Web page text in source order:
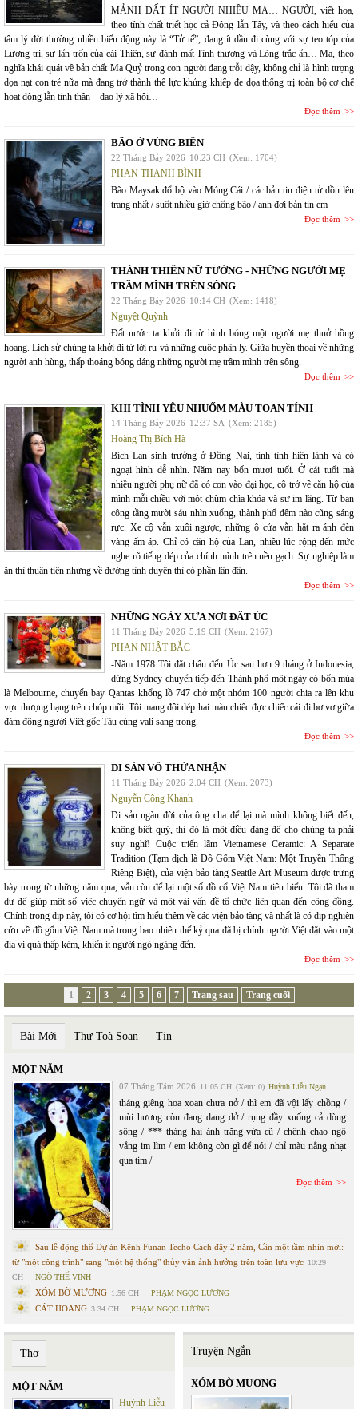
MẢNH ĐẤT ÍT NGƯỜI NHIỀU MA… NGƯỜI, viết hoa,
theo tính chất triết học cả Đông lẫn Tây, và theo cách hiểu của
tâm lý đời thường nhiều biến động này là “Tử tế”, đang ít dần đi cùng với sự teo tóp của
Lương tri, sự lẩn trốn của cái Thiện, sự đánh mất Tình thương và Lòng trắc ẩn… Ma, theo
nghĩa khái quát về bản chất Ma Quỷ trong con người đang trỗi dậy, không chỉ là hình tượng
dọa nạt con trẻ nữa mà đang trở thành thế lực khủng khiếp đe dọa thống trị toàn bộ cơ chế
hoạt động lẫn tinh thần – đạo lý xã hội…
Đọc thêm
BÃO Ở VÙNG BIÊN
22 Tháng Bảy 2026 10:23 CH (Xem: 1704)
PHAN THANH BÌNH
Bão Maysak đổ bộ vào Móng Cái / các bản tin điện tử dồn lên
trang nhất / suốt nhiều giờ chống bão / anh đợi bản tin em
Đọc thêm
THÁNH THIÊN NỮ TƯỚNG - NHỮNG NGƯỜI MẸ
TRẦM MÌNH TRÊN SÔNG
22 Tháng Bảy 2026 10:14 CH (Xem: 1418)
Nguyệt Quỳnh
Đất nước ta khởi đi từ hình bóng một người mẹ thuở hồng
hoang. Lịch sử chúng ta khởi đi từ lời ru và những cuộc phân ly. Giữa huyền thoại về những
người anh hùng, thấp thoáng bóng dáng những người mẹ trầm mình trên sông.
Đọc thêm
KHI TÌNH YÊU NHUỐM MÀU TOAN TÍNH
14 Tháng Bảy 2026 12:37 SA (Xem: 2185)
Hoàng Thị Bích Hà
Bích Lan sinh trưởng ở Đồng Nai, tính tình hiền lành và có
ngoại hình dễ nhìn. Năm nay bốn mươi tuổi. Ở cái tuổi mà
nhiều người phụ nữ đã có con vào đại học, cô trở về căn hộ của
mình mỗi chiều với một chùm chìa khóa và sự im lặng. Từ ban
công tầng mười sáu nhìn xuống, thành phố đêm nào cũng sáng
rực. Xe cộ vẫn xuôi ngược, những ô cửa vẫn hắt ra ánh đèn
vàng ấm áp. Chỉ có căn hộ của Lan, nhiều lúc rộng đến mức
nghe rõ tiếng dép của chính mình trên nền gạch. Sự nghiệp làm
ăn thì thuận tiện nhưng về đường tình duyên thì có phần lận đận.
Đọc thêm
NHỮNG NGÀY XƯA NƠI ĐẤT ÚC
11 Tháng Bảy 2026 5:19 CH (Xem: 2167)
PHAN NHẬT BẮC
-Năm 1978 Tôi đặt chân đến Úc sau hơn 9 tháng ở Indonesia,
dừng Sydney chuyển tiếp đến Thành phố một ngày có bốn mùa
là Melbourne, chuyến bay Qantas khổng lồ 747 chở một nhóm 100 người chia ra lên khu
vực thượng hạng trên chóp mũi. Tôi mang đôi dép hai màu chiếc đực chiếc cái đi bơ vơ giữa
đám đông người Việt gốc Tàu cùng vali sang trọng.
Đọc thêm
DI SẢN VÔ THỪA NHẬN
11 Tháng Bảy 2026 2:04 CH (Xem: 2073)
Nguyễn Công Khanh
Di sản ngàn đời của ông cha để lại mà mình không biết đến,
không biết quý, thì đó là một điều đáng để cho chúng ta phải
suy nghĩ! Cuộc triển lãm Vietnamese Ceramic: A Separate
Tradition (Tạm dịch là Đồ Gốm Việt Nam: Một Truyền Thống
Riêng Biệt), của viện bảo tàng Seattle Art Museum được trưng
bày trong từ những năm qua, vẫn còn để lại một số đồ cổ Việt Nam tiêu biểu. Tôi đã tham
dự để giúp một số việc chuyển ngữ và một vài vấn đề tổ chức liên quan đến cộng đồng.
Chính trong dịp này, tôi có cơ hội tìm hiểu thêm về các viện bảo tàng và nhất là có dịp nghiên
cứu về đồ gốm Việt Nam mà trong bao nhiêu thế kỷ qua đã bị chính người Việt đặt vào một
địa vị quá thấp kém, khiến ít người ngó ngàng đến.
Đọc thêm
1 2 3 4 5 6 7 Trang sau Trang cuối
Bài Mới Thư Toà Soạn Tin
MỘT NĂM
07 Tháng Tám 2026 11:05 CH (Xem: 0) Huỳnh Liễu Ngạn
tháng giêng hoa xoan chưa nở / thì em đã vội lấy chồng /
mùi hương còn đang dang dở / rụng đầy xuống cả dòng
sông / *** tháng hai ánh trăng vừa cũ / chênh chao ngõ
vắng im lìm / em không còn gì để nói / chỉ màu nắng nhạt
qua tim /
Đọc thêm
Sau lễ động thổ Dự án Kênh Funan Techo Cách đây 2 năm, Cần một tầm nhìn mới:
từ "một công trình" sang "một hệ thống" thủy văn ảnh hưởng trên toàn lưu vực 10:29
CH
NGÔ THẾ VINH
XÓM BỜ MƯƠNG 1:56 CH PHẠM NGỌC LƯƠNG
CÁT HOANG 3:34 CH PHẠM NGỌC LƯƠNG
Thơ
MỘT NĂM
Huỳnh Liễu
Truyện Ngắn
XÓM BỜ MƯƠNG